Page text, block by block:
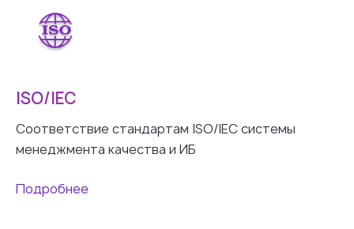
ISO/IEC
Соответствие стандартам ISO/IEC системы
менеджмента качества и ИБ
Подробнее